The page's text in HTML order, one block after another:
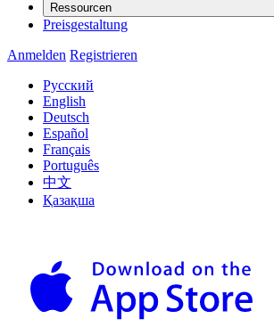
Ressourcen
Preisgestaltung
Anmelden Registrieren
Русский
English
Deutsch
Español
Français
Português
中文
Қазақша